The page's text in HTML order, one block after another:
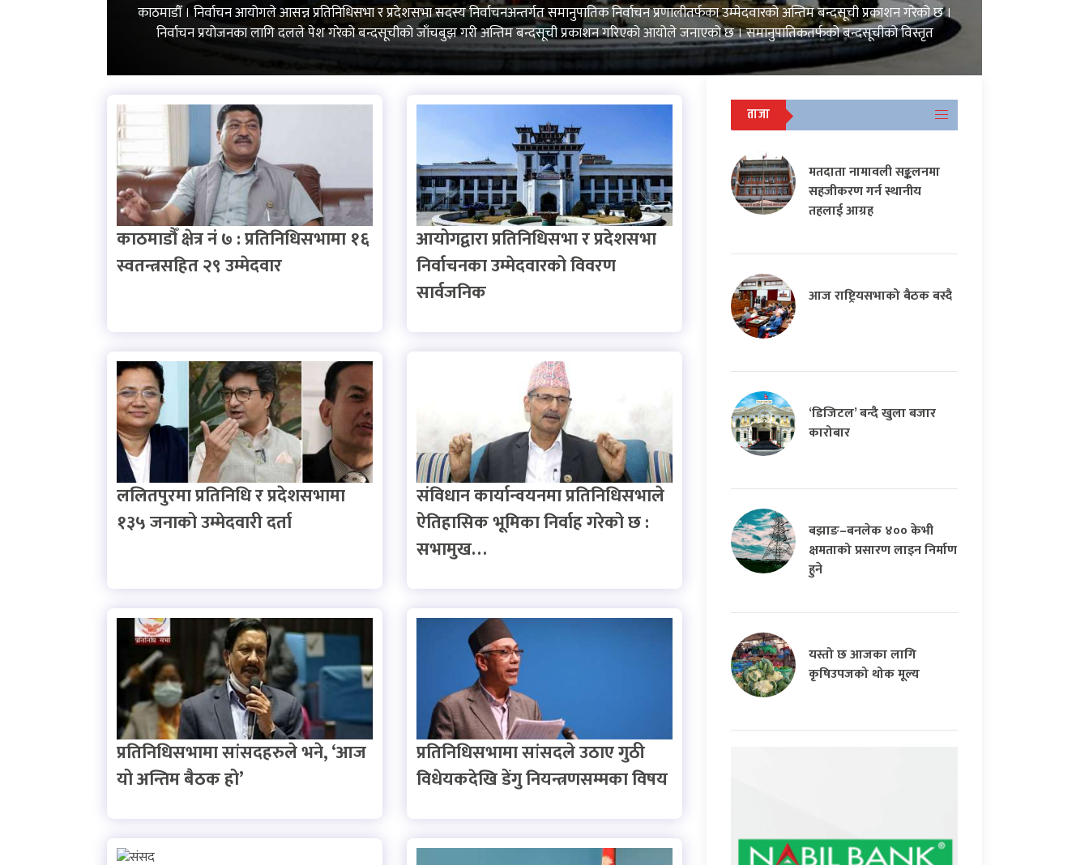
काठमाडौँ । निर्वाचन आयोगले आसन्न प्रतिनिधिसभा र प्रदेशसभा सदस्य निर्वाचनअन्तर्गत समानुपातिक निर्वाचन प्रणालीतर्फका उम्मेदवारको अन्तिम बन्दसूची प्रकाशन गरेको छ ।
निर्वाचन प्रयोजनका लागि दलले पेश गरेको बन्दसूचीको जाँचबुझ गरी अन्तिम बन्दसूची प्रकाशन गरिएको आयोले जनाएको छ । समानुपातिकतर्फको बन्दसूचीको विस्तृत
काठमाडौँ क्षेत्र नं ७ : प्रतिनिधिसभामा १६
स्वतन्त्रसहित २९ उम्मेदवार
आयोगद्वारा प्रतिनिधिसभा र प्रदेशसभा
निर्वाचनका उम्मेदवारको विवरण
सार्वजनिक
ललितपुरमा प्रतिनिधि र प्रदेशसभामा
१३५ जनाको उम्मेदवारी दर्ता
संविधान कार्यान्वयनमा प्रतिनिधिसभाले
ऐतिहासिक भूमिका निर्वाह गरेको छ :
सभामुख…
प्रतिनिधिसभामा सांसदहरुले भने, ‘आज
यो अन्तिम बैठक हो’
प्रतिनिधिसभामा सांसदले उठाए गुठी
विधेयकदेखि डेंगु नियन्त्रणसम्मका विषय
ताजा
मतदाता नामावली सङ्कलनमा
सहजीकरण गर्न स्थानीय
तहलाई आग्रह
आज राष्ट्रियसभाको बैठक बस्दै
‘डिजिटल’ बन्दै खुला बजार
कारोबार
बझाङ–बनलेक ४०० केभी
क्षमताको प्रसारण लाइन निर्माण
हुने
यस्तो छ आजका लागि
कृषिउपजको थोक मूल्य